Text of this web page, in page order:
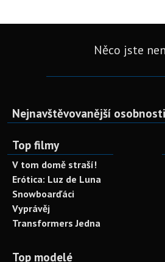
Něco jste
Nejnavštěvovanější osobnosti
Top filmy
V tom domě straší!
Erótica: Luz de Luna
Snowboarďáci
Vyprávěj
Transformers Jedna
Top modelé